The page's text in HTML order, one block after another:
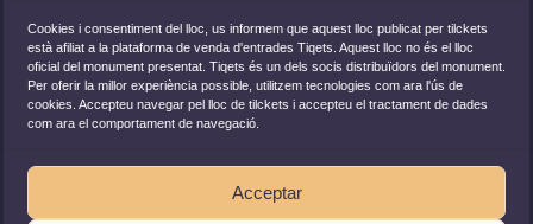
Cookies i consentiment del lloc, us informem que aquest lloc publicat per tilckets
està afiliat a la plataforma de venda d'entrades Tiqets. Aquest lloc no és el lloc
oficial del monument presentat. Tiqets és un dels socis distribuïdors del monument.
Per oferir la millor experiència possible, utilitzem tecnologies com ara l'ús de
cookies. Accepteu navegar pel lloc de tilckets i accepteu el tractament de dades
com ara el comportament de navegació.
Acceptar
Tickets are powered by Tiqets plateform.
Billet(s) envoyé(s) par e-mail.